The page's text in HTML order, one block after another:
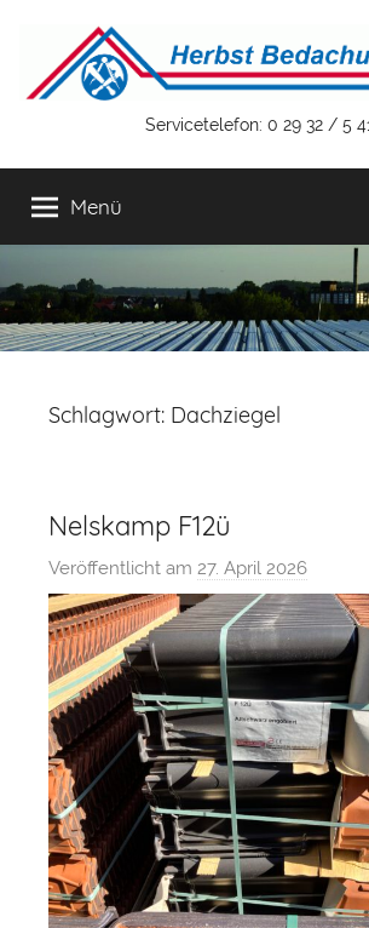
springen
Herbst
Bedachungen
GmbH
&
Servicetelefon: 0 29 32 / 5
Menü
Schlagwort: Dachziegel
Nelskamp F12ü
Veröffentlicht am 27. April 2026
o
n
S
e
b
a
s
t
i
a
n